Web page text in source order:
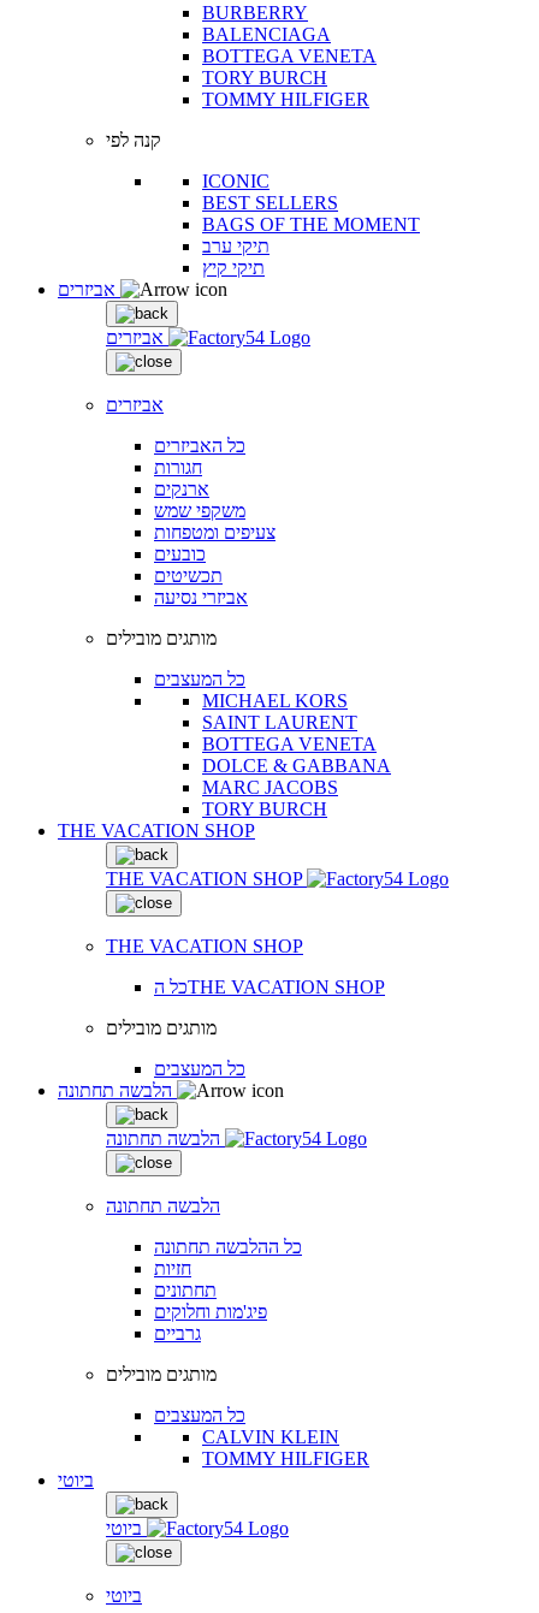
BURBERRY
BALENCIAGA
BOTTEGA VENETA
TORY BURCH
TOMMY HILFIGER
קנה לפי
ICONIC
BEST SELLERS
BAGS OF THE MOMENT
תיקי ערב
תיקי קיץ
אביזרים
אביזרים
כל האביזרים
חגורות
ארנקים
משקפי שמש
צעיפים ומטפחות
כובעים
תכשיטים
אביזרי נסיעה
מותגים מובילים
כל המעצבים
MICHAEL KORS
SAINT LAURENT
BOTTEGA VENETA
DOLCE & GABBANA
MARC JACOBS
TORY BURCH
THE VACATION SHOP
THE VACATION SHOP
THE VACATION SHOP
כל הTHE VACATION SHOP
מותגים מובילים
כל המעצבים
הלבשה תחתונה
הלבשה תחתונה
כל ההלבשה תחתונה
חזיות
תחתונים
פיג'מות וחלוקים
גרביים
מותגים מובילים
כל המעצבים
CALVIN KLEIN
TOMMY HILFIGER
ביוטי
ביוטי
ביוטי